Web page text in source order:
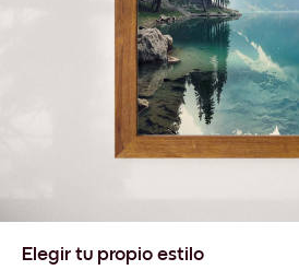
Elegir tu propio estilo